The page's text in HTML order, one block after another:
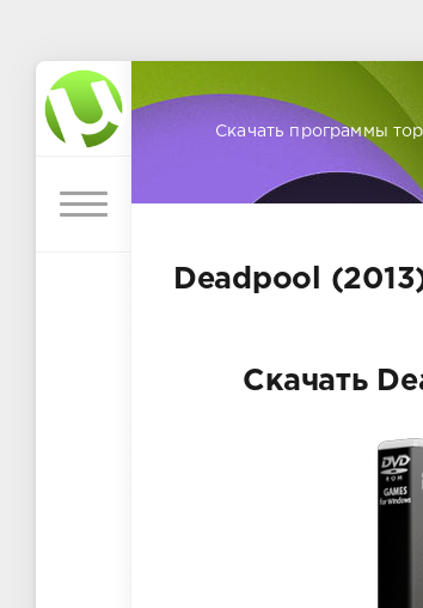
Скачать программы
Deadpool
Скачать